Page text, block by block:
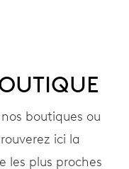
boutiques ou
ici la
les plus proches